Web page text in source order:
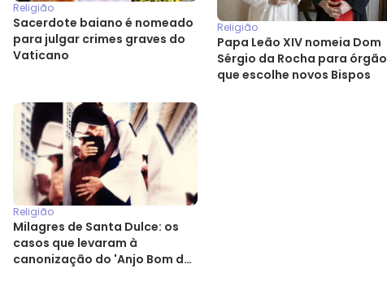
Religião
Sacerdote baiano é nomeado
para julgar crimes graves do
Vaticano
Religião
Papa Leão XIV nomeia Dom
Sérgio da Rocha para órgão
que escolhe novos Bispos
Religião
Milagres de Santa Dulce: os
casos que levaram à
canonização do 'Anjo Bom da